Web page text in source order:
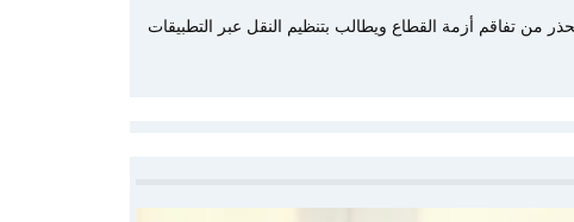
من تفاقم أزمة القطاع ويطالب بتنظيم النقل عبر التطبيقات